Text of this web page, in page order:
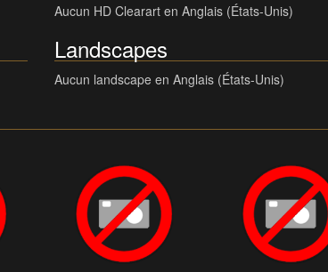
Aucun HD Clearart en Anglais (États-Unis)
Landscapes
Aucun landscape en Anglais (États-Unis)